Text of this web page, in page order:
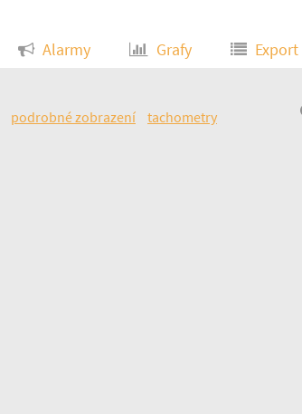
Alarmy Grafy Export
podrobné zobrazení
tachometry